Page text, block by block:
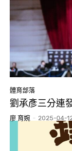
體育部落
劉承彥三分連
廖 育婉 - 2025-04-